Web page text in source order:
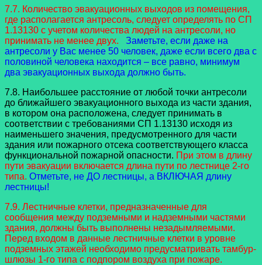
7.7. Количество эвакуационных выходов из помещения,
где располагается антресоль, следует определять по СП
1.13130 с учетом количества людей на антресоли, но
принимать не менее двух.
Заметьте, если даже на
антресоли у Вас менее 50 человек, даже если всего два с
половиной человека находится – все равно, минимум
два эвакуационных выхода должно быть.
7.8. Наибольшее расстояние от любой точки антресоли
до ближайшего эвакуационного выхода из части здания,
в котором она расположена, следует принимать в
соответствии с требованиями СП 1.13130 исходя из
наименьшего значения, предусмотренного для части
здания или пожарного отсека соответствующего класса
функциональной пожарной опасности. При этом в длину
пути эвакуации включается длина пути по лестнице 2-го
типа. Отметьте, не ДО лестницы, а ВКЛЮЧАЯ длину
лестницы!
7.9. Лестничные клетки, предназначенные для
сообщения между подземными и надземными частями
здания, должны быть выполнены незадымляемыми.
Перед входом в данные лестничные клетки в уровне
подземных этажей необходимо предусматривать тамбур-
шлюзы 1-го типа с подпором воздуха при пожаре.